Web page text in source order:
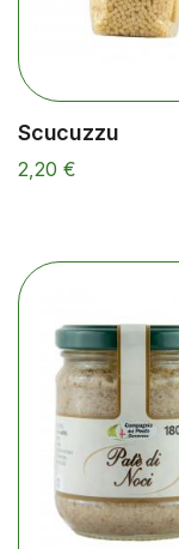
Scucuzzu
2,20 €